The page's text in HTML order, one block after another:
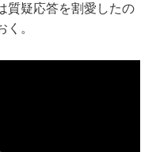
質疑応答を割愛したの
。